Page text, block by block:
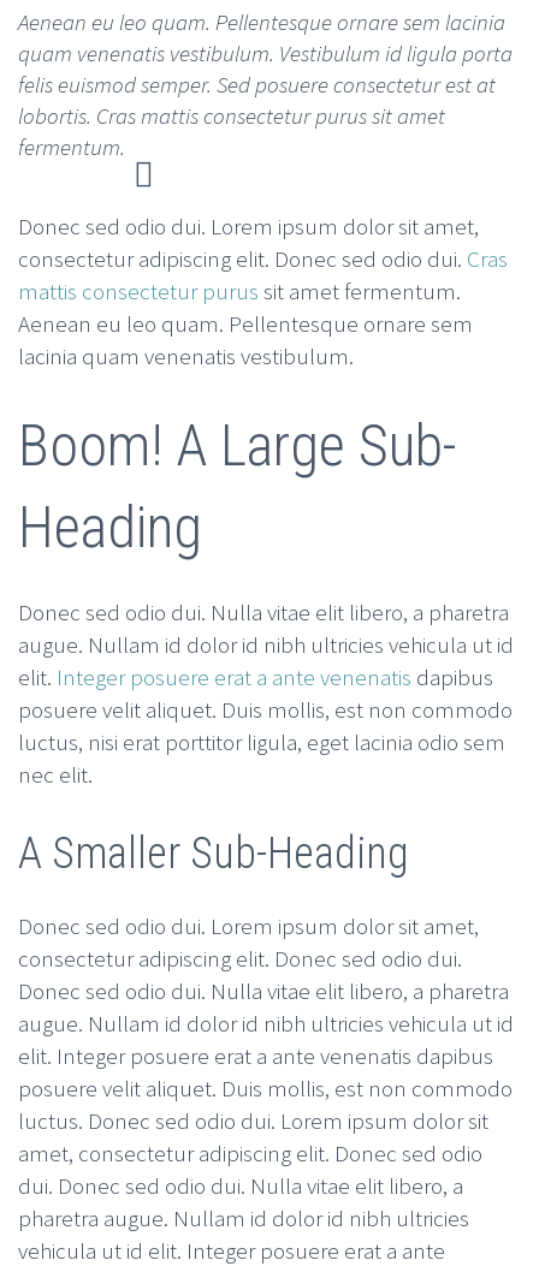
Aenean eu leo quam. Pellentesque ornare sem lacinia
quam venenatis vestibulum. Vestibulum id ligula porta
felis euismod semper. Sed posuere consectetur est at
lobortis. Cras mattis consectetur purus sit amet
fermentum.
Donec sed odio dui. Lorem ipsum dolor sit amet,
consectetur adipiscing elit. Donec sed odio dui. Cras
mattis consectetur purus sit amet fermentum.
Aenean eu leo quam. Pellentesque ornare sem
lacinia quam venenatis vestibulum.
Boom! A Large Sub-
Heading
Donec sed odio dui. Nulla vitae elit libero, a pharetra
augue. Nullam id dolor id nibh ultricies vehicula ut id
elit. Integer posuere erat a ante venenatis dapibus
posuere velit aliquet. Duis mollis, est non commodo
luctus, nisi erat porttitor ligula, eget lacinia odio sem
nec elit.
A Smaller Sub-Heading
Donec sed odio dui. Lorem ipsum dolor sit amet,
consectetur adipiscing elit. Donec sed odio dui.
Donec sed odio dui. Nulla vitae elit libero, a pharetra
augue. Nullam id dolor id nibh ultricies vehicula ut id
elit. Integer posuere erat a ante venenatis dapibus
posuere velit aliquet. Duis mollis, est non commodo
luctus. Donec sed odio dui. Lorem ipsum dolor sit
amet, consectetur adipiscing elit. Donec sed odio
dui. Donec sed odio dui. Nulla vitae elit libero, a
pharetra augue. Nullam id dolor id nibh ultricies
vehicula ut id elit. Integer posuere erat a ante